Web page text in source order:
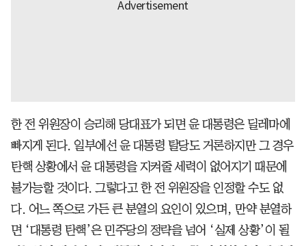
한 전 위원장이 승리해 당대표가 되면 윤 대통령은 딜레마에
빠지게 된다. 일부에선 윤 대통령 탈당도 거론하지만 그 경우
탄핵 상황에서 윤 대통령을 지켜줄 세력이 없어지기 때문에
불가능할 것이다. 그렇다고 한 전 위원장을 인정할 수도 없
다. 어느 쪽으로 가든 큰 분열의 요인이 있으며, 만약 분열하
면 ‘대통령 탄핵’은 민주당의 정략을 넘어 ‘실제 상황’이 될